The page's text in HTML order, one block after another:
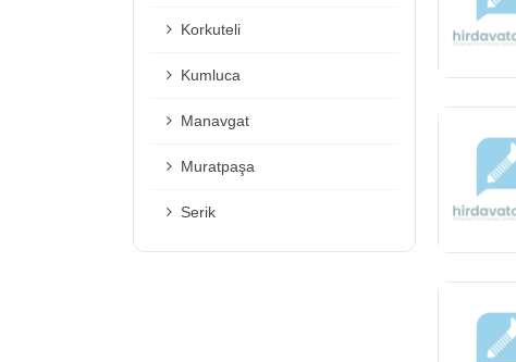
Korkuteli
Kumluca
Manavgat
Muratpaşa
Serik